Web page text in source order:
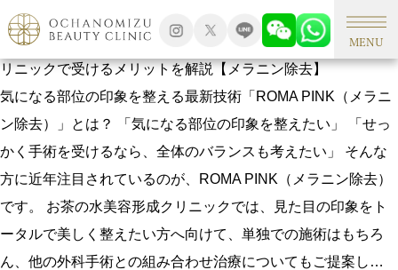
MENU
タグアーカイブ: アートメイク除去
ROMA PINKは手術と組み合わせできる？お茶の水美容形成ク
リニックで受けるメリットを解説【メラニン除去】
気になる部位の印象を整える最新技術「ROMA PINK（メラニ
ン除去）」とは？ 「気になる部位の印象を整えたい」 「せっ
かく手術を受けるなら、全体のバランスも考えたい」 そんな
方に近年注目されているのが、ROMA PINK（メラニン除去）
です。 お茶の水美容形成クリニックでは、見た目の印象をト
ータルで美しく整えたい方へ向けて、単独での施術はもちろ
ん、他の外科手術との組み合わせ治療についてもご提案し…